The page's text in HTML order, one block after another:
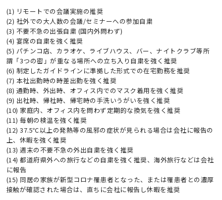
(1) リモートでの会議実施の推奨
(2) 社外での大人数の会議/セミナーへの参加自粛
(3) 不要不急の出張自粛 (国内外問わず)
(4) 宴席の自粛を強く推奨
(5) パチンコ店、カラオケ、ライブハウス、バー、ナイトクラブ等所
謂「3つの密」が重なる場所への立ち入り自粛を強く推奨
(6) 制定したガイドラインに準拠した形式での在宅勤務を推奨
(7) 本社出勤時の時差出勤を強く推奨
(8) 通勤時、外出時、オフィス内でのマスク着用を強く推奨
(9) 出社時、帰社時、帰宅時の手洗いうがいを強く推奨
(10) 家庭内、オフィス内を問わず定期的な換気を強く推奨
(11) 毎朝の検温を強く推奨
(12) 37.5℃以上の発熱等の風邪の症状が見られる場合は会社に報告の
上、休暇を強く推奨
(13) 週末の不要不急の外出自粛を強く推奨
(14) 都道府県外への旅行などの自粛を強く推奨、海外旅行などは会社
に報告
(15) 同居の家族が新型コロナ罹患者となった、または罹患者との濃厚
接触が確認された場合は、直ちに会社に報告し休暇を推奨